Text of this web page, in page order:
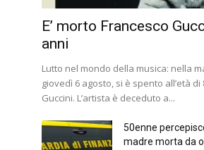
E’ morto Francesco
anni
Lutto nel mondo della musica: nella
giovedì 6 agosto, si è spento all’età di
Guccini. L’artista è deceduto a...
50enne
madre morta da